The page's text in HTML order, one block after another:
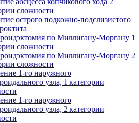
абсцесса копчикового хода 2
сложности
острого подкожно-подслизистого
по Миллигану-Моргану 1
сложности
по Миллигану-Моргану 2
сложности
1-го наружного
узла, 1 категории
1-го наружного
узла, 2 категории